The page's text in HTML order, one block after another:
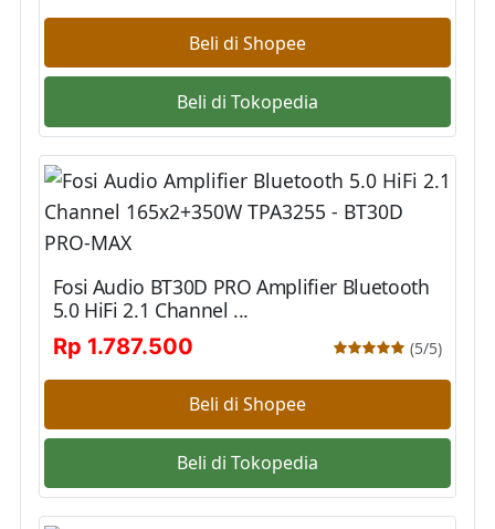
Beli di Shopee
Beli di Tokopedia
Fosi Audio BT30D PRO Amplifier Bluetooth
5.0 HiFi 2.1 Channel ...
Rp 1.787.500
(5/5)
Beli di Shopee
Beli di Tokopedia